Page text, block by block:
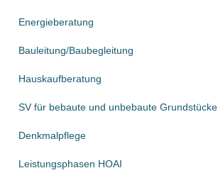
Energieberatung
Bauleitung/Baubegleitung
Hauskaufberatung
SV für bebaute und unbebaute Grundstücke
Denkmalpflege
Leistungsphasen HOAI